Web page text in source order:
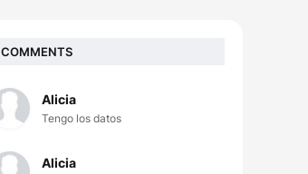
COMMENTS
Alicia
Tengo los datos
Alicia